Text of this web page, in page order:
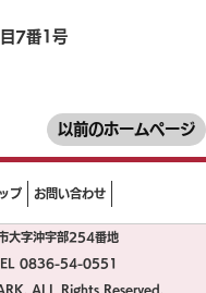
7番1号
以前のホームページ
プ お問い合わせ
大字沖宇部254番地
TEL 0836-54-0551
ALL Rights Reserved.